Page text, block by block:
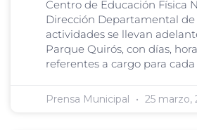
Centro de Educación Física
Dirección Departamental de
actividades se llevan
Parque Quirós, con días,
referentes a cargo para
Prensa Municipal 25 marzo,